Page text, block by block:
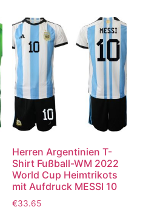
Herren Argentinien T-
Shirt Fußball-WM 2022
World Cup Heimtrikots
mit Aufdruck MESSI 10
€33.65